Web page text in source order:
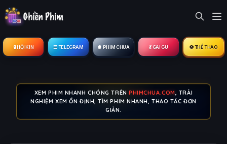
🔒︎ HỘI KÍN ☰ TELEGRAM 🍿 PHIM CHÙA 💃 GÁI GÚ ⚽ THỂ THAO
XEM PHIM NHANH CHÓNG TRÊNPHIMCHUA.COM, TRẢI
NGHIỆM XEM ỔN ĐỊNH, TÌM PHIM NHANH, THAO TÁC ĐƠN
GIẢN.